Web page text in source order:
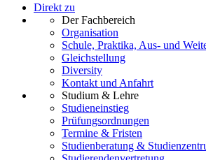
Direkt zu
Der Fachbereich
Organisation
Schule, Praktika, Aus- und
Gleichstellung
Diversity
Kontakt und Anfahrt
Studium & Lehre
Studieneinstieg
Prüfungsordnungen
Termine & Fristen
Studienberatung &